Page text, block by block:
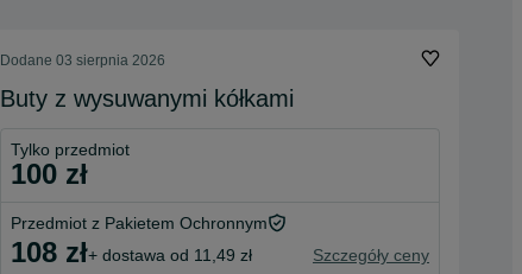
Dodane 03 sierpnia 2026
Buty z wysuwanymi kółkami
Tylko przedmiot
100 zł
Przedmiot z Pakietem Ochronnym
108 zł+ dostawa od 11,49 zł Szczegóły ceny